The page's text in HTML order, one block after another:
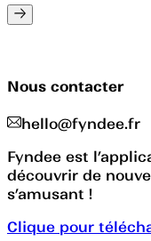
Nous contacter
hello@fyndee.fr
Fyndee est
découvrir de
s’amusant !
Clique pour